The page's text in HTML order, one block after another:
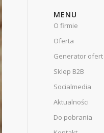
MENU
O firmie
Oferta
Generator ofert
Sklep B2B
Socialmedia
Aktualności
Do pobrania